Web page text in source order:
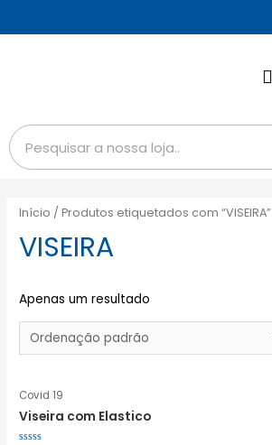
Início / Produtos etiquetados com “VISEIRA”
VISEIRA
Apenas um resultado
Covid 19
Viseira com Elastico